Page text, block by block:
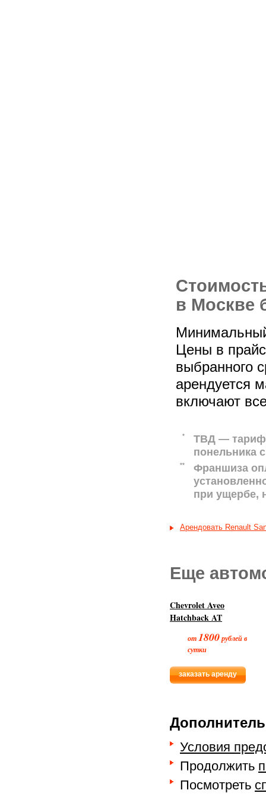
в Москве
Цены в
выбранного
арендуется
включают
*
ТВД — тариф
понельника
**
Франшиза
при ущербе,
Арендовать Renault
Еще
Chevrolet Aveo
Hatchback AT
от1800рублей в
сутки
заказать аренду
Условия
Продолжить
Посмотреть